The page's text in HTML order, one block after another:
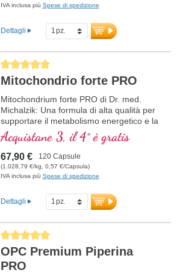
IVA inclusa più Spese di spedizione
Dettagli
Average rating of 5 out of 5 stars
Mitochondrio forte PRO
Mitochondrium forte PRO di Dr. med.
Michalzik: Una formula di alta qualità per
supportare il metabolismo energetico e la
salute cellulare. Include NADH, Q10,
Resveratrolo e Tiamina, che promuovono
il metabolismo energetico, oltre all'acido
R-Alfa-Lipoico nella preziosa forma di
Sodium-R-Lipoato. Sigillatura senza
garantiscono la massima qualità.
Sviluppato da medici.
ulteriori informazioni su
Mitochondrium forte PRO
Acquistane 3, il 4° è gratis
67,90 € 120 Capsule
(1.028,79 €/kg, 0,57 €/Capsula)
IVA inclusa più Spese di spedizione
Dettagli
Average rating of 5 out of 5 stars
OPC Premium Piperina
PRO